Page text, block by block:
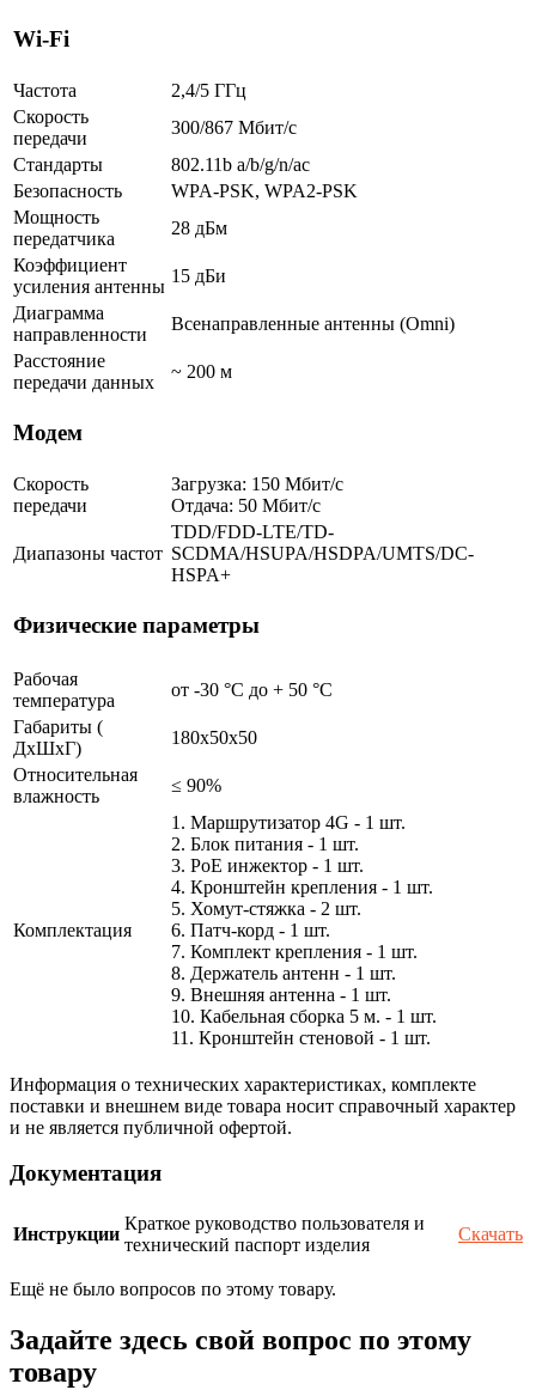
Wi-Fi
Частота
2,4/5 ГГц
Скорость
передачи
300/867 Мбит/с
Стандарты
802.11b a/b/g/n/ac
Безопасность
WPA-PSK, WPA2-PSK
Мощность
передатчика
28 дБм
Коэффициент
усиления антенны
15 дБи
Диаграмма
направленности
Всенаправленные антенны (Omni)
Расстояние
передачи данных
~ 200 м
Модем
Скорость
передачи
Загрузка: 150 Мбит/с
Отдача: 50 Мбит/с
Диапазоны частот
TDD/FDD-LTE/TD-
SCDMA/HSUPA/HSDPA/UMTS/DC-
HSPA+
Физические параметры
Рабочая
температура
от -30 °С до + 50 °C
Габариты (
ДхШхГ)
180x50x50
Относительная
влажность
≤ 90%
Комплектация
1. Маршрутизатор 4G - 1 шт.
2. Блок питания - 1 шт.
3. PoE инжектор - 1 шт.
4. Кронштейн крепления - 1 шт.
5. Хомут-стяжка - 2 шт.
6. Патч-корд - 1 шт.
7. Комплект крепления - 1 шт.
8. Держатель антенн - 1 шт.
9. Внешняя антенна - 1 шт.
10. Кабельная сборка 5 м. - 1 шт.
11. Кронштейн стеновой - 1 шт.
Информация о технических характеристиках, комплекте
поставки и внешнем виде товара носит справочный характер
и не является публичной офертой.
Документация
Инструкции
Краткое руководство пользователя и
технический паспорт изделия
Скачать
Ещё не было вопросов по этому товару.
Задайте здесь свой вопрос по этому
товару